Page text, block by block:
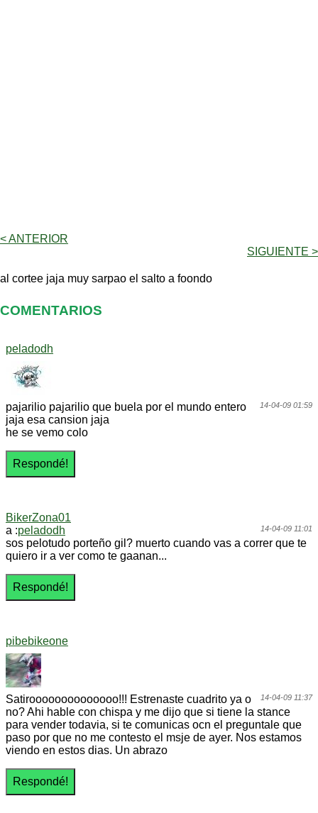
< ANTERIOR
SIGUIENTE >
al cortee jaja muy sarpao el salto a foondo
COMENTARIOS
peladodh
14-04-09 01:59
pajarilio pajarilio que buela por el mundo entero
jaja esa cansion jaja
he se vemo colo
BikerZona01
14-04-09 11:01
a :peladodh
sos pelotudo porteño gil? muerto cuando vas a correr que te
quiero ir a ver como te gaanan...
pibebikeone
14-04-09 11:37
Satiroooooooooooooo!!! Estrenaste cuadrito ya o
no? Ahi hable con chispa y me dijo que si tiene la stance
para vender todavia, si te comunicas ocn el preguntale que
paso por que no me contesto el msje de ayer. Nos estamos
viendo en estos dias. Un abrazo